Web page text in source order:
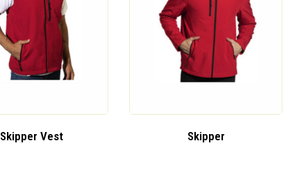
Skipper Vest Skipper